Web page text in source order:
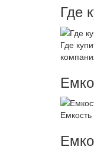
Где
Где